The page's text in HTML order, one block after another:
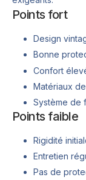
Points fort
Design
Bonne
Confort
Matériaux
Système de
Points faible
Rigidité
Entretien
Pas de